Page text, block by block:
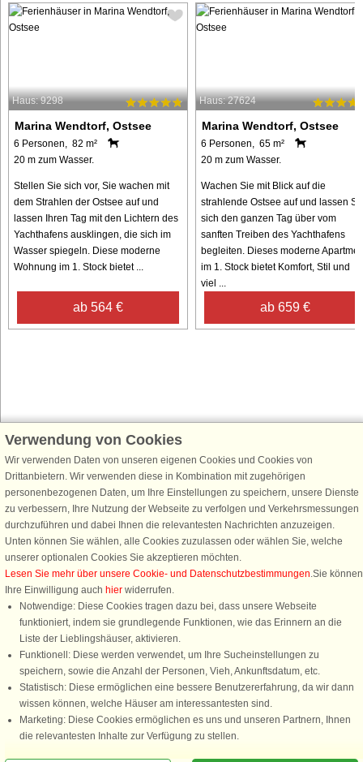
Haus: 9298
Marina Wendtorf, Ostsee
6 Personen, 82 m²
20 m zum Wasser.
Stellen Sie sich vor, Sie wachen mit
dem Strahlen der Ostsee auf und
lassen Ihren Tag mit den Lichtern des
Yachthafens ausklingen, die sich im
Wasser spiegeln. Diese moderne
Wohnung im 1. Stock bietet ...
ab 564 €
Haus: 27624
Marina Wendtorf, Ostsee
6 Personen, 65 m²
20 m zum Wasser.
Wachen Sie mit Blick auf die
strahlende Ostsee auf und lassen
sich den ganzen Tag über vom
sanften Treiben des Yachthafens
begleiten. Dieses moderne
im 1. Stock bietet Komfort, Stil und
viel ...
ab 659 €
Schließen Sie sich 100.000 Ferienhaus-Fans an
Erhalten Sie einenWillkommensgutschein von 25 € für Ihren nächsten
Ferienhausurlaub - melden Sie sich einfach für den DanCenter Newsletter
an. Verpassen Sie nie wieder exklusive Angebote, Gewinnspiele und
Urlaubstipps!
Newsletter abonnieren
Verwendung von Cookies
Wir verwenden Daten von unseren eigenen Cookies und Cookies von
Drittanbietern. Wir verwenden diese in Kombination mit zugehörigen
personenbezogenen Daten, um Ihre Einstellungen zu speichern, unsere Dienste
zu verbessern, Ihre Nutzung der Webseite zu verfolgen und Verkehrsmessungen
durchzuführen und dabei Ihnen die relevantesten Nachrichten anzuzeigen.
Unten können Sie wählen, alle Cookies zuzulassen oder wählen Sie, welche
unserer optionalen Cookies Sie akzeptieren möchten.
Lesen Sie mehr über unsere Cookie- und Datenschutzbestimmungen.Sie können
Ihre Einwilligung auch hier widerrufen.
Notwendige: Diese Cookies tragen dazu bei, dass unsere Webseite
funktioniert, indem sie grundlegende Funktionen, wie das Erinnern an die
Liste der Lieblingshäuser, aktivieren.
Funktionell: Diese werden verwendet, um Ihre Sucheinstellungen zu
speichern, sowie die Anzahl der Personen, Vieh, Ankunftsdatum, etc.
Statistisch: Diese ermöglichen eine bessere Benutzererfahrung, da wir dann
wissen können, welche Häuser am interessantesten sind.
Marketing: Diese Cookies ermöglichen es uns und unseren Partnern, Ihnen
die relevantesten Inhalte zur Verfügung zu stellen.